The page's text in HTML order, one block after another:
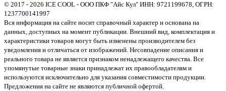
© 2017 - 2026 ICE COOL - ООО ПКФ "Айс Кул" ИНН: 9721199678, ОГРН:
1237700141997
Вся информация на сайте носит справочный характер и основана на
данных, доступных на момент публикации. Внешний вид, комплектация и
характеристики товаров могут быть изменены производителем без
уведомления и отличаться от изображений. Несовпадение описания и
реального товара не является признаком ненадлежащего качества. Все
упомянутые товарные знаки принадлежат их правообладателям и
используются исключительно для указания совместимости продукции.
Предложения на сайте не являются публичной офертой.